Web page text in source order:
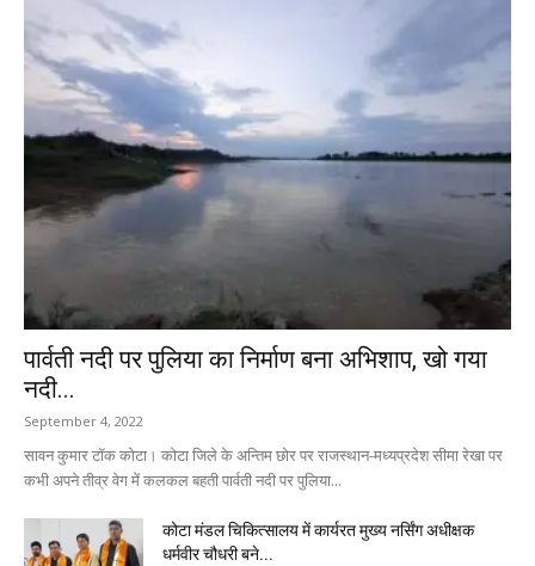
पार्वती नदी पर पुलिया का निर्माण बना अभिशाप, खो गया
नदी...
September 4, 2022
सावन कुमार टॉक कोटा। कोटा जिले के अन्तिम छोर पर राजस्थान-मध्यप्रदेश सीमा रेखा पर
कभी अपने तीव्र वेग में कलकल बहती पार्वती नदी पर पुलिया...
कोटा मंडल चिकित्सालय में कार्यरत मुख्य नर्सिंग अधीक्षक
धर्मवीर चौधरी बने...